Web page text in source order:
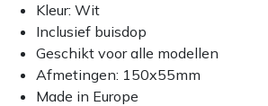
Kleur: Wit
Inclusief buisdop
Geschikt voor alle modellen
Afmetingen: 150x55mm
Made in Europe